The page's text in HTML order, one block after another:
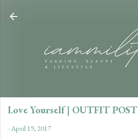
Love Yourself | OUTFIT POST
-April 19, 2017